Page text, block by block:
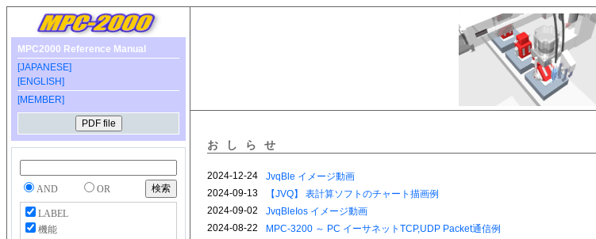
MPC2000 Reference Manual
[JAPANESE]
[ENGLISH]
[MEMBER]
AND OR
LABEL
機能
おしらせ